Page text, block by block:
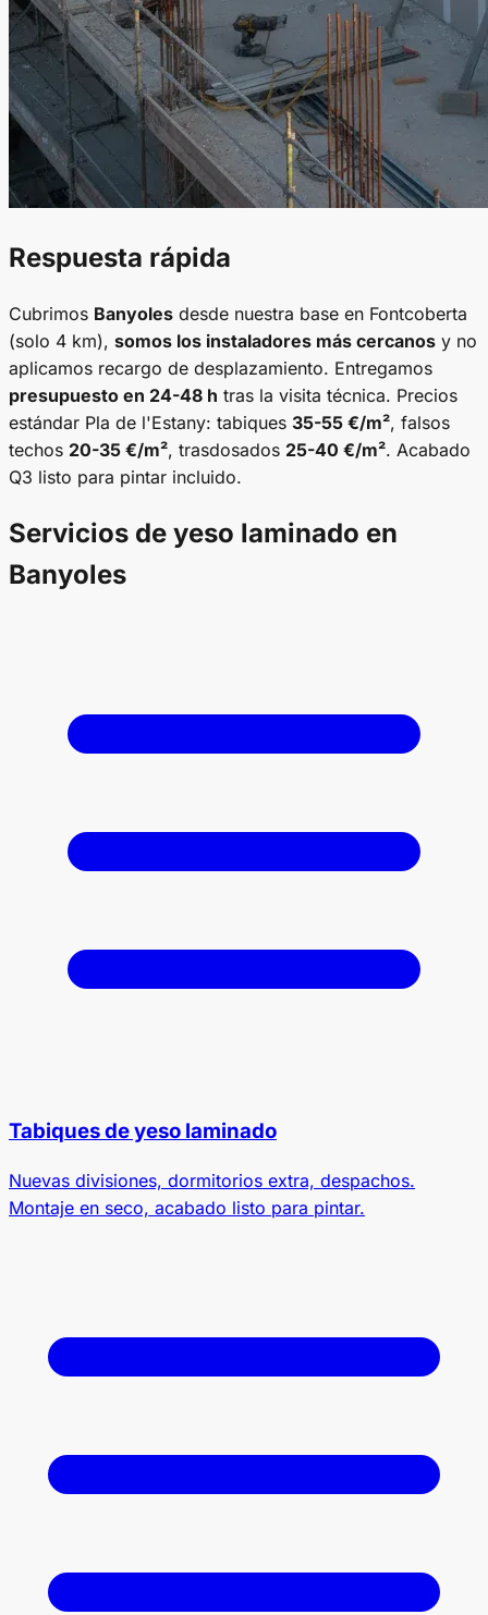
Respuesta rápida
Cubrimos Banyoles desde nuestra base en Fontcoberta
(solo 4 km), somos los instaladores más cercanos y no
aplicamos recargo de desplazamiento. Entregamos
presupuesto en 24-48 h tras la visita técnica. Precios
estándar Pla de l'Estany: tabiques 35-55 €/m², falsos
techos 20-35 €/m², trasdosados 25-40 €/m². Acabado
Q3 listo para pintar incluido.
Servicios de yeso laminado en
Banyoles
Tabiques de yeso laminado
Nuevas divisiones, dormitorios extra, despachos.
Montaje en seco, acabado listo para pintar.